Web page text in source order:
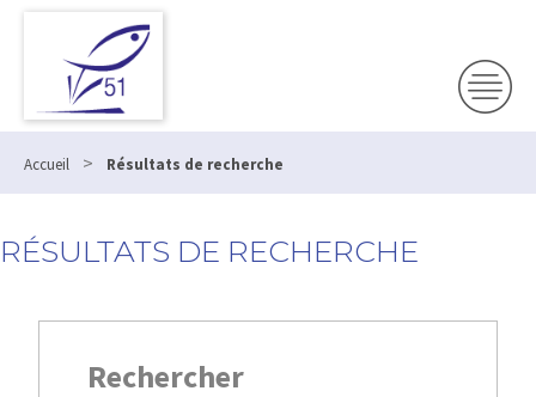
Accueil > Résultats de recherche
RÉSULTATS DE RECHERCHE
Rechercher